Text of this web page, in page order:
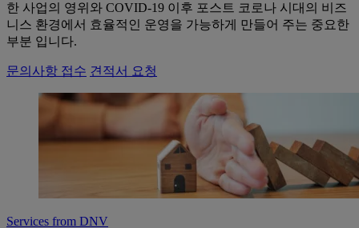
한 사업의 영위와 COVID-19 이후 포스트 코로나 시대의 비즈
니스 환경에서 효율적인 운영을 가능하게 만들어 주는 중요한
부분 입니다.
문의사항 접수 견적서 요청
Services from DNV